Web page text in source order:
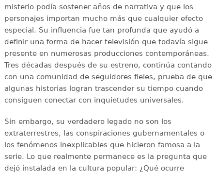
misterio podía sostener años de narrativa y que los
personajes importan mucho más que cualquier efecto
especial. Su influencia fue tan profunda que ayudó a
definir una forma de hacer televisión que todavía sigue
presente en numerosas producciones contemporáneas.
Tres décadas después de su estreno, continúa contando
con una comunidad de seguidores fieles, prueba de que
algunas historias logran trascender su tiempo cuando
consiguen conectar con inquietudes universales.
Sin embargo, su verdadero legado no son los
extraterrestres, las conspiraciones gubernamentales o
los fenómenos inexplicables que hicieron famosa a la
serie. Lo que realmente permanece es la pregunta que
dejó instalada en la cultura popular: ¿Qué ocurre